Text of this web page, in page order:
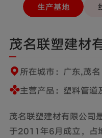
生产基地
茂名联塑建材
所在城市：广东,茂名
主营产品：塑料管道
茂名联塑建材有限公司
于2011年6月成立，占